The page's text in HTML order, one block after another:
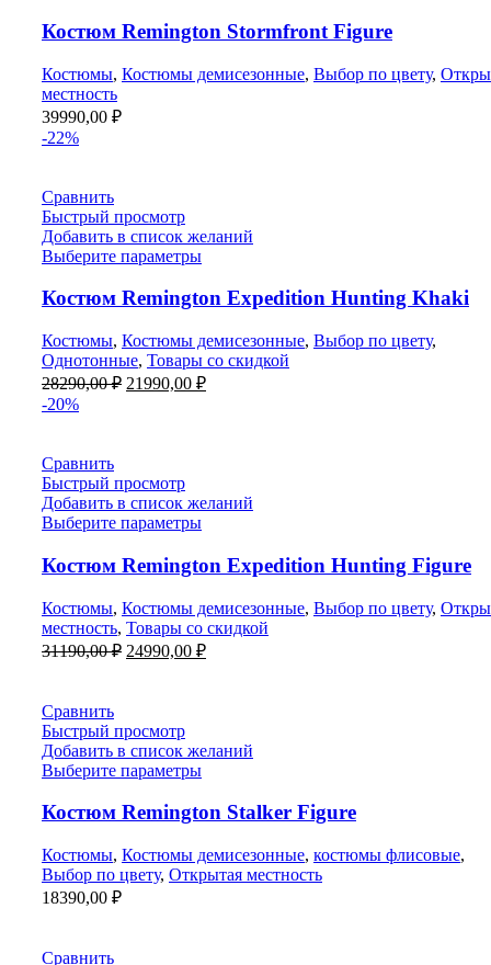
Костюм Remington Stormfront Figure
Костюмы, Костюмы демисезонные, Выбор по цвету,
местность
39990,00 ₽
-22%
Сравнить
Быстрый просмотр
Добавить в список желаний
Выберите параметры
Костюм Remington Expedition Hunting Khaki
Костюмы, Костюмы демисезонные, Выбор по цвету,
Однотонные, Товары со скидкой
28290,00₽ Первоначальная
21990,00 ₽Текущая
-20%
Сравнить
Быстрый просмотр
Добавить в список желаний
Выберите параметры
Костюм Remington Expedition Hunting Figure
Костюмы, Костюмы демисезонные, Выбор по цвету,
местность, Товары со скидкой
31190,00₽ Первоначальная
24990,00 ₽Текущая
Сравнить
Быстрый просмотр
Добавить в список желаний
Выберите параметры
Костюм Remington Stalker Figure
Костюмы, Костюмы демисезонные, костюмы флисовые,
Выбор по цвету, Открытая местность
18390,00 ₽
Сравнить